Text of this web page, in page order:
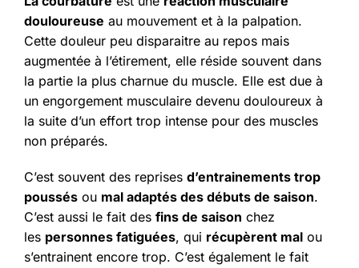
douloureuse au mouvement et à la palpation.
Cette douleur peu disparaitre au repos mais
augmentée à l’étirement, elle réside souvent dans
la partie la plus charnue du muscle. Elle est due à
un engorgement musculaire devenu douloureux à
la suite d’un effort trop intense pour des muscles
non préparés.
C’est souvent des reprises d’entrainements trop
poussés ou mal adaptés des débuts de saison.
C’est aussi le fait des fins de saison chez
les personnes fatiguées, qui récupèrent mal ou
s’entrainent encore trop. C’est également le fait